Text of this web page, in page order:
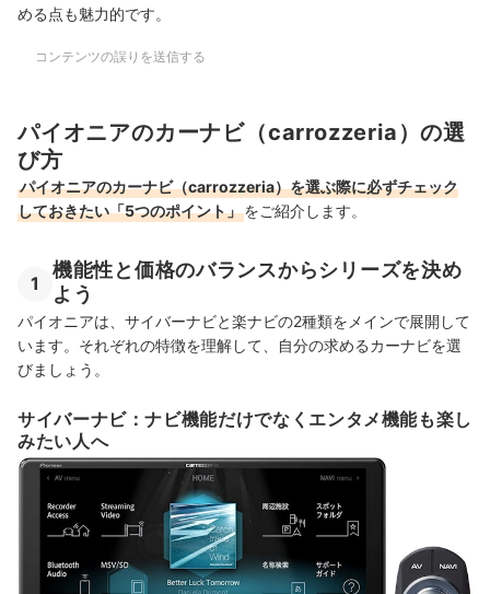
める点も魅力的です。
コンテンツの誤りを送信する
パイオニアのカーナビ（carrozzeria）の選
び方
パイオニアのカーナビ（carrozzeria）を選ぶ際に必ずチェック
しておきたい「5つのポイント」をご紹介します。
1
機能性と価格のバランスからシリーズを決め
よう
パイオニアは、サイバーナビと楽ナビの2種類をメインで展開して
います。それぞれの特徴を理解して、自分の求めるカーナビを選
びましょう。
サイバーナビ：ナビ機能だけでなくエンタメ機能も楽し
みたい人へ